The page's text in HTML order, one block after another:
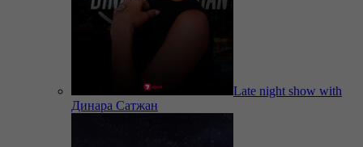
Late night show with
Динара Сатжан